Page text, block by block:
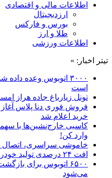
اطلاعات مالی و اقتصادی
ارزدیجیتال
بورس و فارکس
طلا و ارز
اطلاعات ورزشی
تیتر اخبار: »
۳۰۰۰ اتوبوس وعده
است
تونل زیارباغ جاده هراز
فروش فوری دنا پلاس
خرید اعلام شد
وارد کن!
خاموشی سراسری، اتصال
افت ۲۴ درصدی تولید خودرو در کشور
۶۵۰۰ اتوبوس برای
می‌شود